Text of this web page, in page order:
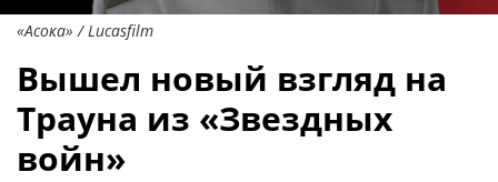
«Асока» / Lucasfilm
Вышел новый взгляд на
Трауна из «Звездных
войн»